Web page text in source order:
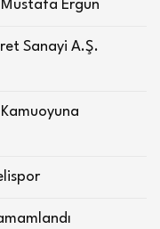
Mustafa Ergün
Sanayi A.Ş.